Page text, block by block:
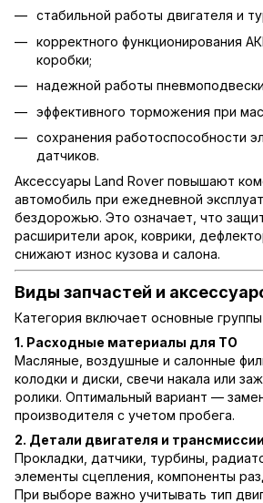
стабильной работы двигателя и
корректного функционирования
коробки;
надежной работы
эффективного торможения при
сохранения работоспособности
датчиков.
Аксессуары Land Rover повышают
автомобиль при ежедневной
бездорожью. Это означает, что
расширители арок, коврики,
снижают износ кузова и салона.
Виды запчастей и
Категория включает основные
1. Расходные материалы для ТО
Масляные, воздушные и салонные
колодки и диски, свечи накала или
ролики. Оптимальный вариант —
производителя с учетом пробега.
2. Детали двигателя и трансмиссии
Прокладки, датчики, турбины,
элементы сцепления, компоненты
При выборе важно учитывать тип